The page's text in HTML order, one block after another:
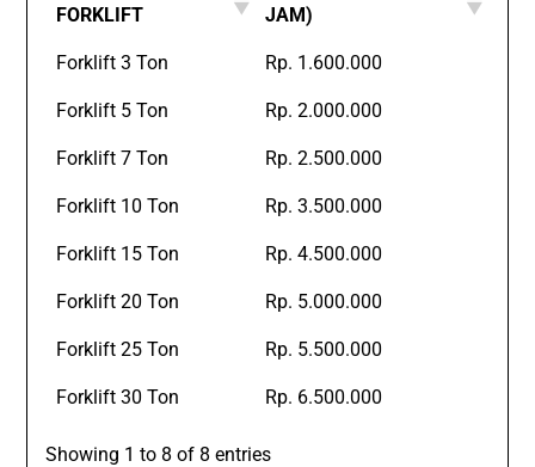
FORKLIFT
JAM)
Forklift 3 Ton Rp. 1.600.000
Forklift 5 Ton Rp. 2.000.000
Forklift 7 Ton Rp. 2.500.000
Forklift 10 Ton Rp. 3.500.000
Forklift 15 Ton Rp. 4.500.000
Forklift 20 Ton Rp. 5.000.000
Forklift 25 Ton Rp. 5.500.000
Forklift 30 Ton Rp. 6.500.000
Showing 1 to 8 of 8 entries